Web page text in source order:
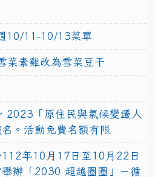
10/11-10/13菜單
菜素雞改為雪菜豆干
2023「原住民與氣候變遷人
。活動免費名額有限
年10月17日至10月22日
辦「2030 超越圈圈」－循